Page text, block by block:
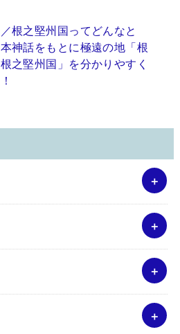
根之堅州国ってどんなと
神話をもとに極遠の地「根
之堅州国」を分かりやすく